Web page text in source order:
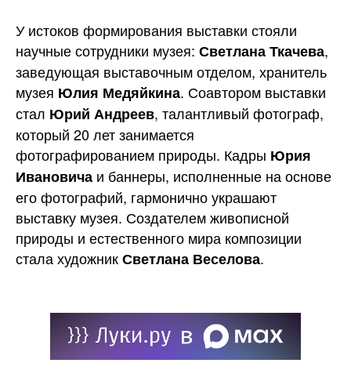
У истоков формирования выставки стояли
научные сотрудники музея: Светлана Ткачева,
заведующая выставочным отделом, хранитель
музея Юлия Медяйкина. Соавтором выставки
стал Юрий Андреев, талантливый фотограф,
который 20 лет занимается
фотографированием природы. Кадры Юрия
Ивановича и баннеры, исполненные на основе
его фотографий, гармонично украшают
выставку музея. Создателем живописной
природы и естественного мира композиции
стала художникСветлана Веселова.